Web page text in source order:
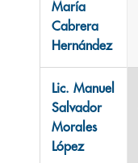
María
Cabrera
Hernández
Lic. Manuel
Salvador
Morales
López